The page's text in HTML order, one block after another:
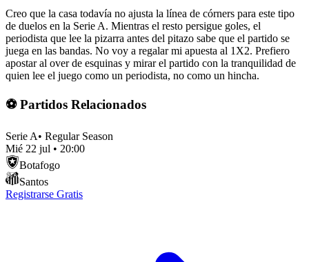
Creo que la casa todavía no ajusta la línea de córners para este tipo
de duelos en la Serie A. Mientras el resto persigue goles, el
periodista que lee la pizarra antes del pitazo sabe que el partido se
juega en las bandas. No voy a regalar mi apuesta al 1X2. Prefiero
apostar al over de esquinas y mirar el partido con la tranquilidad de
quien lee el juego como un periodista, no como un hincha.
⚽ Partidos Relacionados
Serie A• Regular Season
Mié 22 jul • 20:00
Botafogo
Santos
Registrarse Gratis